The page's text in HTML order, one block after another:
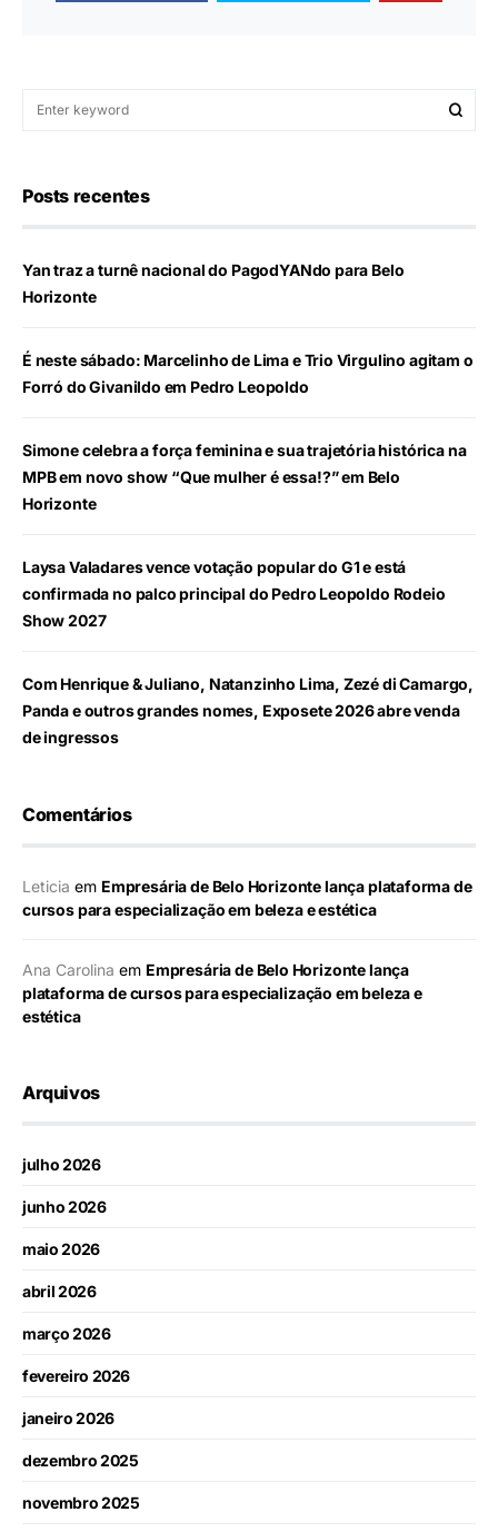
Posts recentes
Yan traz a turnê nacional do PagodYANdo para Belo
Horizonte
É neste sábado: Marcelinho de Lima e Trio Virgulino agitam o
Forró do Givanildo em Pedro Leopoldo
Simone celebra a força feminina e sua trajetória histórica na
MPB em novo show “Que mulher é essa!?” em Belo
Horizonte
Laysa Valadares vence votação popular do G1 e está
confirmada no palco principal do Pedro Leopoldo Rodeio
Show 2027
Com Henrique & Juliano, Natanzinho Lima, Zezé di Camargo,
Panda e outros grandes nomes, Exposete 2026 abre venda
de ingressos
Comentários
Leticia em Empresária de Belo Horizonte lança plataforma de
cursos para especialização em beleza e estética
Ana Carolina em Empresária de Belo Horizonte lança
plataforma de cursos para especialização em beleza e
estética
Arquivos
julho 2026
junho 2026
maio 2026
abril 2026
março 2026
fevereiro 2026
janeiro 2026
dezembro 2025
novembro 2025